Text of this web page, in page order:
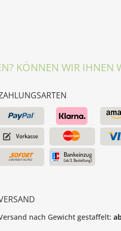
KÖNNEN WIR IHNEN
nach Gewicht gestaffelt: